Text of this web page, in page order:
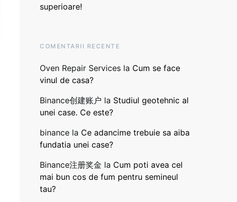
superioare!
COMENTARII RECENTE
Oven Repair Services la Cum se face
vinul de casa?
Binance创建账户 la Studiul geotehnic al
unei case. Ce este?
binance la Ce adancime trebuie sa aiba
fundatia unei case?
Binance注册奖金 la Cum poti avea cel
mai bun cos de fum pentru semineul
tau?